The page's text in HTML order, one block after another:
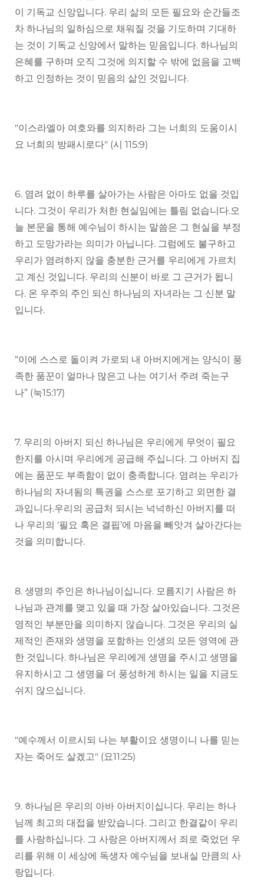
이 기독교 신앙입니다. 우리 삶의 모든 필요와 순간들조
차 하나님의 일하심으로 채워질 것을 기도하며 기대하
는 것이 기독교 신앙에서 말하는 믿음입니다. 하나님의
은혜를 구하며 오직 그것에 의지할 수 밖에 없음을 고백
하고 인정하는 것이 믿음의 삶인 것입니다.
"이스라엘아 여호와를 의지하라 그는 너희의 도움이시
요 너희의 방패시로다" (시 115:9)
6. 염려 없이 하루를 살아가는 사람은 아마도 없을 것입
니다. 그것이 우리가 처한 현실임에는 틀림 없습니다.오
늘 본문을 통해 예수님이 하시는 말씀은 그 현실을 부정
하고 도망가라는 의미가 아닙니다. 그럼에도 불구하고
우리가 염려하지 않을 충분한 근거를 우리에게 가르치
고 계신 것입니다. 우리의 신분이 바로 그 근거가 됩니
다. 온 우주의 주인 되신 하나님의 자녀라는 그 신분 말
입니다.
“이에 스스로 돌이켜 가로되 내 아버지에게는 양식이 풍
족한 품꾼이 얼마나 많은고 나는 여기서 주려 죽는구
나” (눅15:17)
7. 우리의 아버지 되신 하나님은 우리에게 무엇이 필요
한지를 아시며 우리에게 공급해 주십니다. 그 아버지 집
에는 품꾼도 부족함이 없이 충족합니다. 염려는 우리가
하나님의 자녀됨의 특권을 스스로 포기하고 외면한 결
과입니다.우리의 공급처 되시는 넉넉하신 아버지를 떠
나 우리의 '필요 혹은 결핍’에 마음을 빼앗겨 살아간다는
것을 의미합니다.
8. 생명의 주인은 하나님이십니다. 모름지기 사람은 하
나님과 관계를 맺고 있을 때 가장 살아있습니다. 그것은
영적인 부분만을 의미하지 않습니다. 그것은 우리의 실
제적인 존재와 생명을 포함하는 인생의 모든 영역에 관
한 것입니다. 하나님은 우리에게 생명을 주시고 생명을
유지하시고 그 생명을 더 풍성하게 하시는 일을 지금도
쉬지 않으십니다.
"예수께서 이르시되 나는 부활이요 생명이니 나를 믿는
자는 죽어도 살겠고" (요11:25)
9. 하나님은 우리의 아바 아버지이십니다. 우리는 하나
님께 최고의 대접을 받았습니다. 그리고 한결같이 우리
를 사랑하십니다. 그 사랑은 아버지께서 죄로 죽었던 우
리를 위해 이 세상에 독생자 예수님을 보내실 만큼의 사
랑입니다.